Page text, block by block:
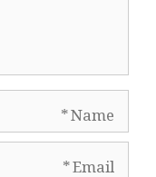
Name
Email